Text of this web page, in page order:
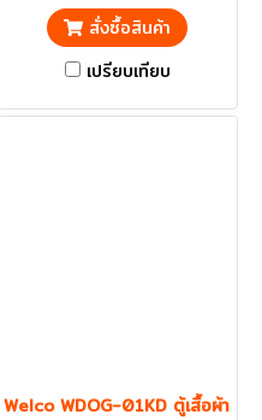
ปริมณฑลส่งฟรี
สั่งซื้อสินค้า
เปรียบเทียบ
บข้างกระจกข้าง
Welco WDOG-01KD ตู้เสื้อผ้า 1